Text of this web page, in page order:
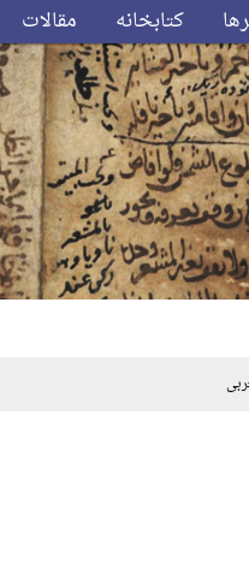
کتابخانه مقالات